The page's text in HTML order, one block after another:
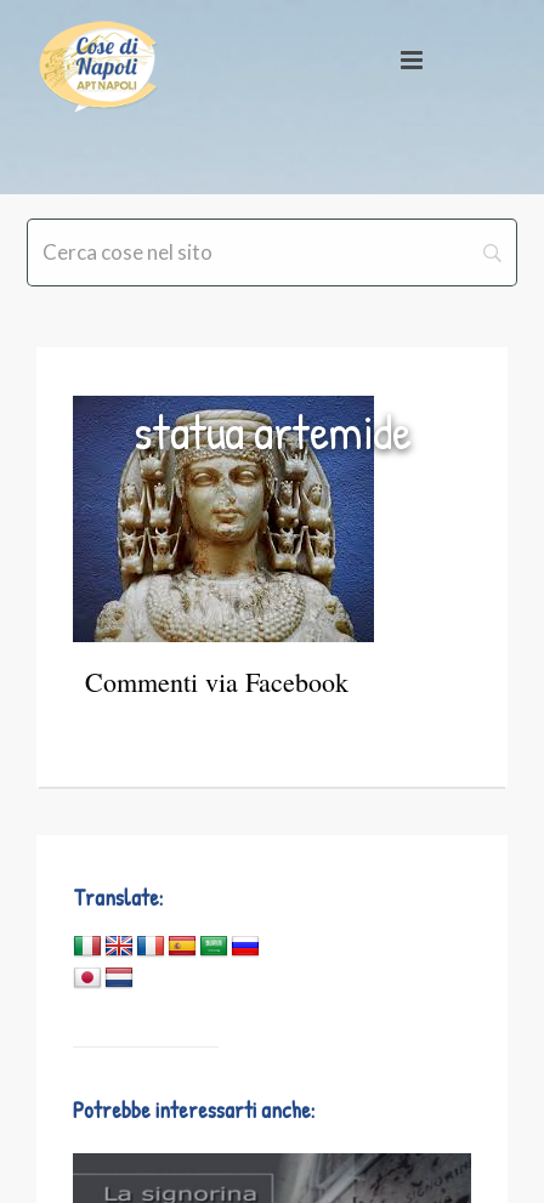
statua artemide
Commenti via Facebook
Translate:
Potrebbe interessarti anche: